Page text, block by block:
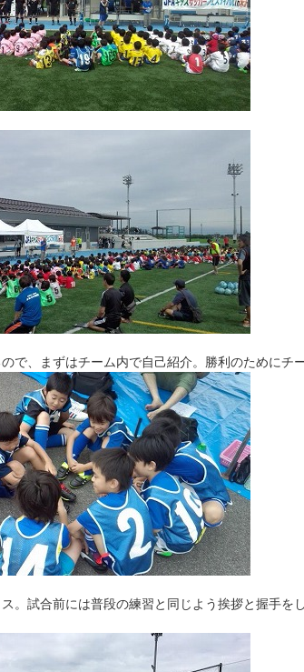
で、まずはチーム内で自己紹介。勝利のためにチ
。試合前には普段の練習と同じよう挨拶と握手を